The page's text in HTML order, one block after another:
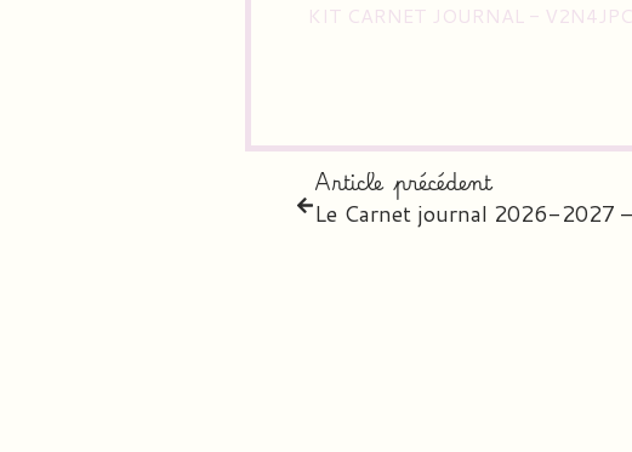
KIT CARNET JOURNAL - V2N4JPC
Article précédent